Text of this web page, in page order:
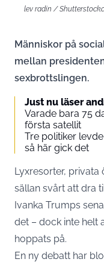
lev radin /
Människor på
mellan
sexbrottslingen.
Just nu läser
Varade bara 75
första satellit
Tre politiker
så här gick det
Lyxresorter,
sällan svårt att dra
Ivanka Trumps
det – dock inte helt
hoppats på.
En ny debatt har